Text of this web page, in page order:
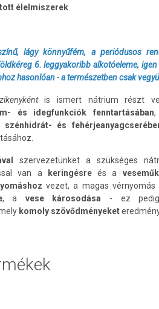
élelmiszerek
lágy könnyűfém, a periódusos
6. leggyakoribb alkotóeleme,
hasonlóan - a természetben csak
is ismert nátrium részt
és idegfunkciók fenntartásában,
szénhidrát- és
szervezetünket a szükséges
van a
keringésreés a
vezet, a magas
, a vese károsodása - ez
komoly szövődményeket